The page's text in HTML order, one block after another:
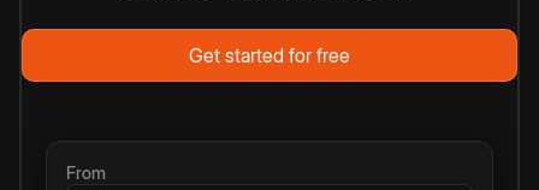
Get started for free
From